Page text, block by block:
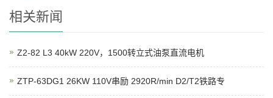
相关新闻
Z2-82 L3 40kW 220V，1500转立式油泵直流电机
ZTP-63DG1 26KW 110V串励 2920R/min D2/T2铁路专